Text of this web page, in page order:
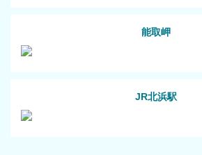
能取岬
JR北浜駅